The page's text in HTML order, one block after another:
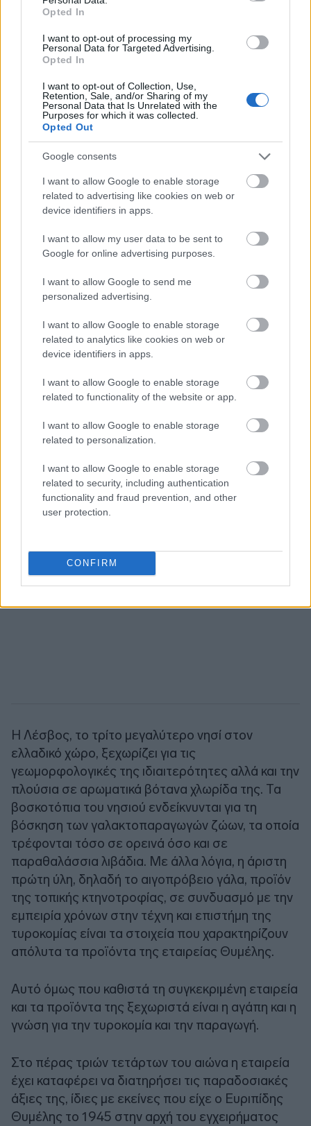
Opted In
I want to opt-out of processing my
Personal Data for Targeted Advertising.
Opted In
I want to opt-out of Collection, Use,
Retention, Sale, and/or Sharing of my
Personal Data that Is Unrelated with the
Purposes for which it was collected.
Opted Out
Google consents
I want to allow Google to enable storage
related to advertising like cookies on web or
device identifiers in apps.
I want to allow my user data to be sent to
Google for online advertising purposes.
I want to allow Google to send me
personalized advertising.
I want to allow Google to enable storage
related to analytics like cookies on web or
device identifiers in apps.
I want to allow Google to enable storage
related to functionality of the website or app.
I want to allow Google to enable storage
related to personalization.
I want to allow Google to enable storage
related to security, including authentication
functionality and fraud prevention, and other
user protection.
CONFIRM
Η ιστορία των τυροκομικών προϊόντων Θυμέλης
ξεκινά το 1945 στο νησί της Λέσβου. Ο Ευριπίδης
μέλος μιας άλλης γενιάς παραδοσιακών
τυροκόμων και ένας από τους γηραιότερους που
σχετίζονται με το συγκεκριμένο επάγγελμα. Είναι
ύλες που προσφέρει το νησί για την παραγωγή
των τυροκομικών προϊόντων. Παραγωγή σε τυρί,
κεφαλοτύρι, γραβιέρα, φέτα και βούτυρο. Έτσι
στα μέσα του προηγούμενου αιώνα ξεκίνησε στην
Άντισσα μια από τις πιο γνωστές ελληνικές
τυροκομικές βιομηχανίες.
Η Λέσβος, το τρίτο μεγαλύτερο νησί στον
ελλαδικό χώρο, ξεχωρίζει για τις
γεωμορφολογικές της ιδιαιτερότητες αλλά και την
πλούσια σε αρωματικά βότανα χλωρίδα της. Τα
βοσκοτόπια του νησιού ενδείκνυνται για τη
βόσκηση των γαλακτοπαραγωγών ζώων, τα οποία
τρέφονται τόσο σε ορεινά όσο και σε
παραθαλάσσια λιβάδια. Με άλλα λόγια, η άριστη
πρώτη ύλη, δηλαδή το αιγοπρόβειο γάλα, προϊόν
της τοπικής κτηνοτροφίας, σε συνδυασμό με την
εμπειρία χρόνων στην τέχνη και επιστήμη της
τυροκομίας είναι τα στοιχεία που χαρακτηρίζουν
απόλυτα τα προϊόντα της εταιρείας Θυμέλης.
Αυτό όμως που καθιστά τη συγκεκριμένη εταιρεία
και τα προϊόντα της ξεχωριστά είναι η αγάπη και η
γνώση για την τυροκομία και την παραγωγή.
Στο πέρας τριών τετάρτων του αιώνα η εταιρεία
έχει καταφέρει να διατηρήσει τις παραδοσιακές
άξιες της, ίδιες με εκείνες που είχε ο Ευριπίδης
Θυμέλης το 1945 στην αρχή του εγχειρήματος